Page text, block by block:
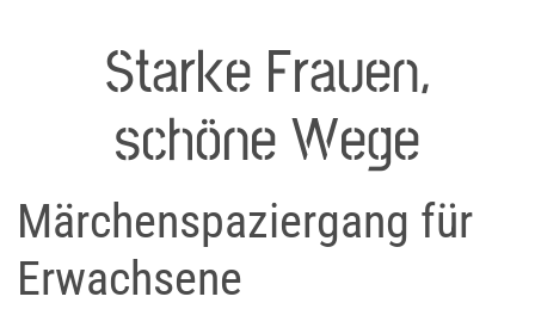
Starke Frauen,
schöne Wege
Märchenspaziergang für
Erwachsene